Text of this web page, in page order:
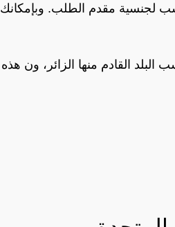
حسب لجنسية مقدم الطلب. وبإمكانك
القادم منها الزائر، ون هذه